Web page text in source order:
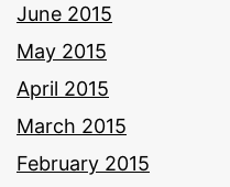
June 2015
May 2015
April 2015
March 2015
February 2015